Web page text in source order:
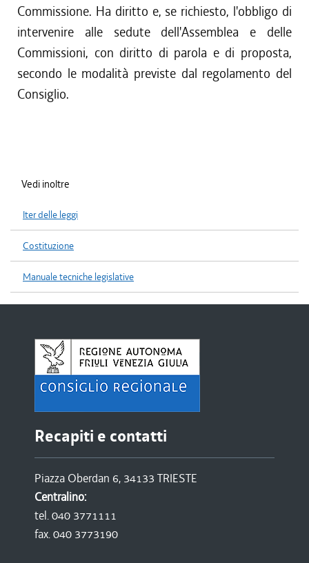
Commissione. Ha diritto e, se richiesto, l'obbligo di
intervenire alle sedute dell'Assemblea e delle
Commissioni, con diritto di parola e di proposta,
secondo le modalità previste dal regolamento del
Consiglio.
Vedi inoltre
Iter delle leggi
Costituzione
Manuale tecniche legislative
Recapiti e contatti
Piazza Oberdan 6, 34133 TRIESTE
Centralino:
tel. 040 3771111
fax. 040 3773190